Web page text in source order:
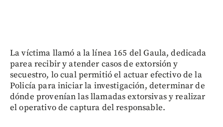
La víctima llamó a la línea 165 del Gaula, dedicada
parea recibir y atender casos de extorsión y
secuestro, lo cual permitió el actuar efectivo de la
Policía para iniciar la investigación, determinar de
dónde provenían las llamadas extorsivas y realizar
el operativo de captura del responsable.